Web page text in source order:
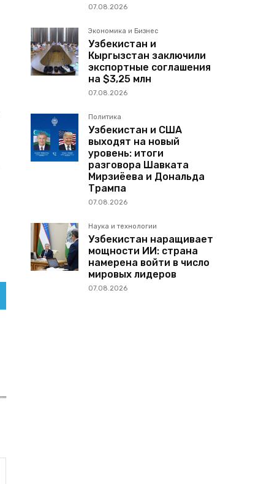
07.08.2026
Экономика и Бизнес
Узбекистан и
Кыргызстан заключили
экспортные соглашения
на $3,25 млн
07.08.2026
Политика
Узбекистан и США
выходят на новый
уровень: итоги
разговора Шавката
Мирзиёева и Дональда
Трампа
07.08.2026
Наука и технологии
Узбекистан наращивает
мощности ИИ: страна
намерена войти в число
мировых лидеров
07.08.2026